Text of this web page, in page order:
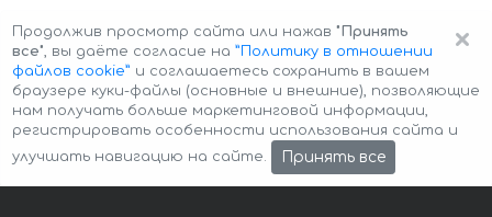
Авторские права © 2026 Авто-Аренда Cookie Policy
×
Продолжив просмотр сайта или нажав "Принять
все", вы даёте согласие на ”Политику в отношении
файлов cookie” и соглашаетесь сохранить в вашем
браузере куки-файлы (основные и внешние), позволяющие
нам получать больше маркетинговой информации,
регистрировать особенности использования сайта и
улучшать навигацию на сайте.
Принять все